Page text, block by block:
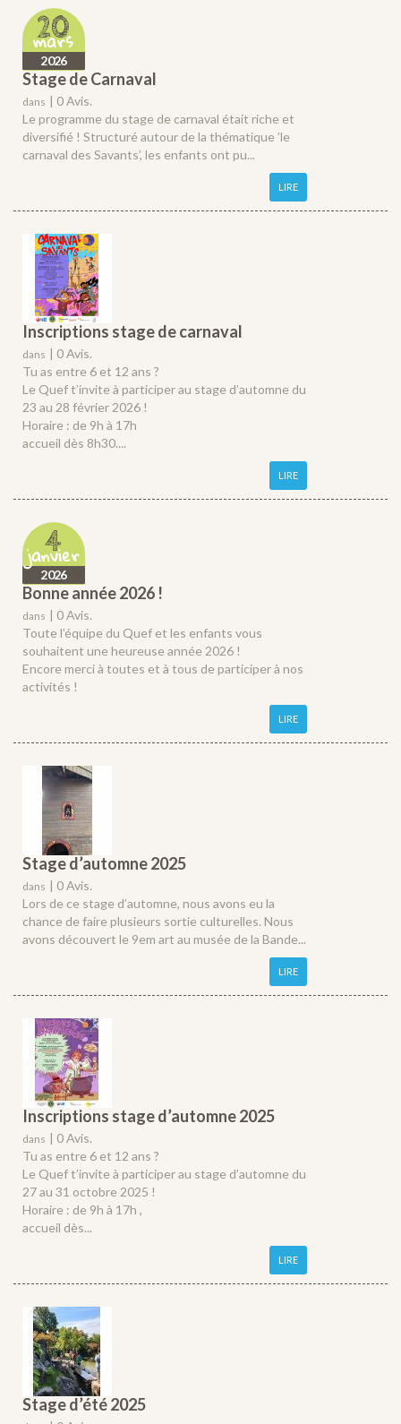
20
mars
2026
Stage de Carnaval
dans | 0 Avis.
Le programme du stage de carnaval était riche et
diversifié ! Structuré autour de la thématique ’le
carnaval des Savants’, les enfants ont pu...
LIRE
Inscriptions stage de carnaval
dans | 0 Avis.
Tu as entre 6 et 12 ans ?
Le Quef t’invite à participer au stage d’automne du
23 au 28 février 2026 !
Horaire : de 9h à 17h
accueil dès 8h30....
LIRE
4
janvier
2026
Bonne année 2026 !
dans | 0 Avis.
Toute l’équipe du Quef et les enfants vous
souhaitent une heureuse année 2026 !
Encore merci à toutes et à tous de participer à nos
activités !
LIRE
Stage d’automne 2025
dans | 0 Avis.
Lors de ce stage d’automne, nous avons eu la
chance de faire plusieurs sortie culturelles. Nous
avons découvert le 9em art au musée de la Bande...
LIRE
Inscriptions stage d’automne 2025
dans | 0 Avis.
Tu as entre 6 et 12 ans ?
Le Quef t’invite à participer au stage d’automne du
27 au 31 octobre 2025 !
Horaire : de 9h à 17h ,
accueil dès...
LIRE
Stage d’été 2025